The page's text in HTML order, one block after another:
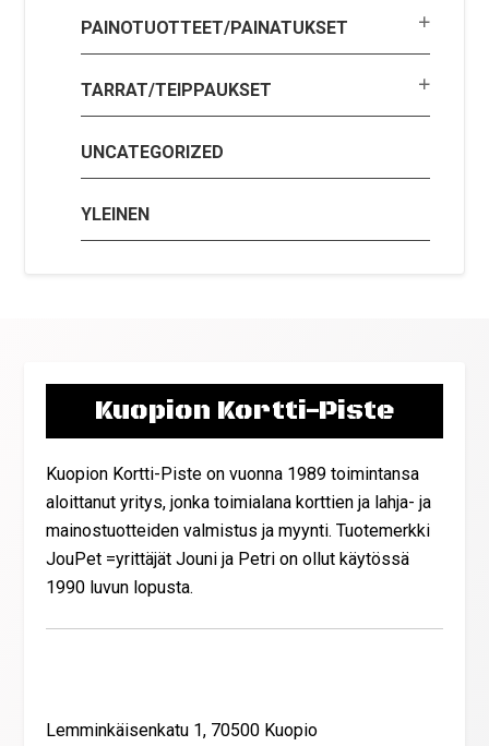
PAINOTUOTTEET/PAINATUKSET
TARRAT/TEIPPAUKSET
UNCATEGORIZED
YLEINEN
Kuopion Kortti-Piste
Kuopion Kortti-Piste on vuonna 1989 toimintansa
aloittanut yritys, jonka toimialana korttien ja lahja- ja
mainostuotteiden valmistus ja myynti. Tuotemerkki
JouPet =yrittäjät Jouni ja Petri on ollut käytössä
1990 luvun lopusta.
Lemminkäisenkatu 1, 70500 Kuopio